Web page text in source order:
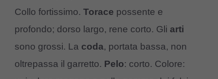
Collo fortissimo. Torace possente e
profondo; dorso largo, rene corto. Gli arti
sono grossi. La coda, portata bassa, non
oltrepassa il garretto. Pelo: corto. Colore: